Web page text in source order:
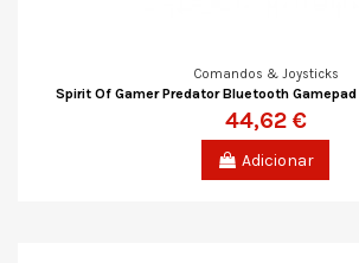
Comandos & Joysticks
Spirit Of Gamer Predator Bluetooth
44,62 €
Adicionar